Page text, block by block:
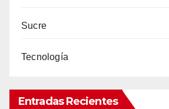
Sucre
Tecnología
Entradas Recientes